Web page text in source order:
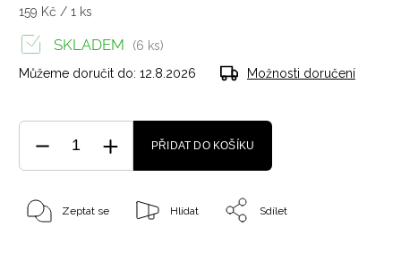
159 Kč / 1 ks
SKLADEM
(6 ks)
Můžeme doručit do: 12.8.2026 Možnosti doručení
PŘIDAT DO KOŠÍKU
Zeptat se Hlídat Sdílet